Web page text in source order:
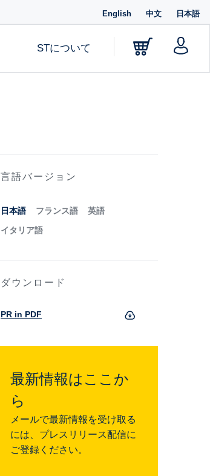
English 中文 日本語
STについて
言語バージョン
日本語 フランス語
英語
イタリア語
ダウンロード
PR in PDF
最新情報はここか
ら
メールで最新情報を受け取る
には、プレスリリース配信に
ご登録ください。